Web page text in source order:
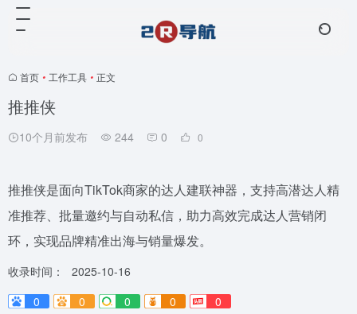
首页 • 工作工具 • 正文
推推侠
10个月前发布 244 0 0
推推侠是面向TikTok商家的达人建联神器，支持高潜达人精
准推荐、批量邀约与自动私信，助力高效完成达人营销闭
环，实现品牌精准出海与销量爆发。
收录时间：
2025-10-16
0
0 0 0 0